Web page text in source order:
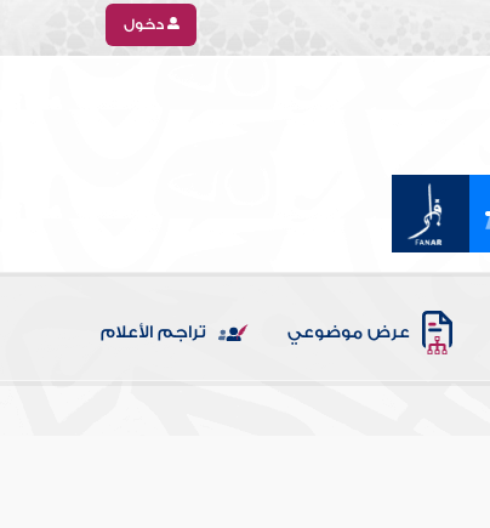
دخول
عرض موضوعي تراجم الأعلام